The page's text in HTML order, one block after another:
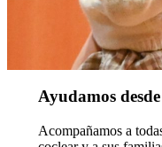
Ayudamos
Acompañamos a